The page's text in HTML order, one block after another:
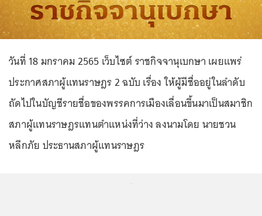
วันที่ 18 มกราคม 2565 เว็บไซต์ ราชกิจจานุเบกษา เผยแพร่
ประกาศสภาผู้แทนราษฎร 2 ฉบับ เรื่อง ให้ผู้มีชื่ออยู่ในลำดับ
ถัดไปในบัญชีรายชื่อของพรรคการเมืองเลื่อนขึ้นมาเป็นสมาชิก
สภาผู้แทนราษฎรแทนตำแหน่งที่ว่าง ลงนามโดย นายชวน
หลีกภัย ประธานสภาผู้แทนราษฎร